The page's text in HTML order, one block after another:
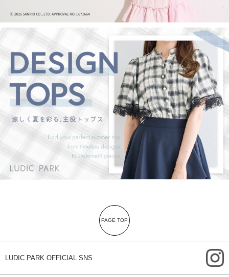
PAGE TOP
LUDIC PARK OFFICIAL SNS